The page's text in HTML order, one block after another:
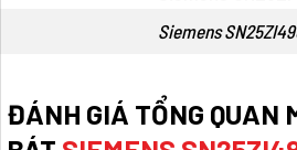
Siemens
ĐÁNH GIÁ TỔNG QUAN